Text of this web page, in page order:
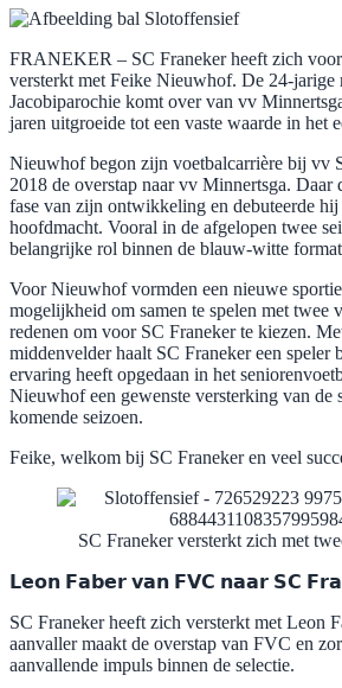
FRANEKER – SC Franeker heeft zich
versterkt met Feike Nieuwhof. De 24-jarige
Jacobiparochie komt over van vv
jaren uitgroeide tot een vaste waarde in het
Nieuwhof begon zijn voetbalcarrière bij vv
2018 de overstap naar vv Minnertsga. Daar
fase van zijn ontwikkeling en debuteerde
hoofdmacht. Vooral in de afgelopen twee
belangrijke rol binnen de blauw-witte
Voor Nieuwhof vormden een nieuwe
mogelijkheid om samen te spelen met twee
redenen om voor SC Franeker te kiezen.
middenvelder haalt SC Franeker een speler
ervaring heeft opgedaan in het
Nieuwhof een gewenste versterking van de
komende seizoen.
Feike, welkom bij SC Franeker en veel
SC Franeker versterkt zich met
𝗟𝗲𝗼𝗻 𝗙𝗮𝗯𝗲𝗿 𝘃𝗮𝗻 𝗙𝗩𝗖 𝗻𝗮𝗮𝗿 𝗦𝗖
SC Franeker heeft zich versterkt met Leon
aanvaller maakt de overstap van FVC en
aanvallende impuls binnen de selectie.